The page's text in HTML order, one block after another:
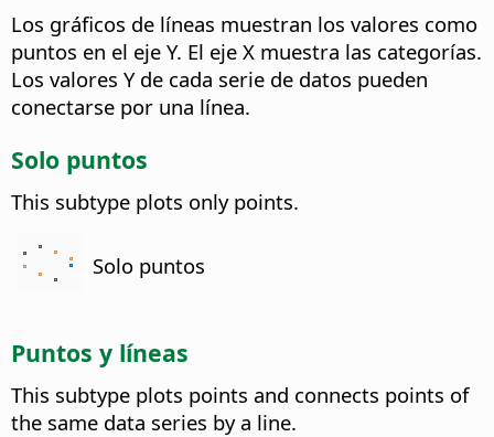
Los gráficos de líneas muestran los valores como
puntos en el eje Y. El eje X muestra las categorías.
Los valores Y de cada serie de datos pueden
conectarse por una línea.
Solo puntos
This subtype plots only points.
Solo puntos
Puntos y líneas
This subtype plots points and connects points of
the same data series by a line.